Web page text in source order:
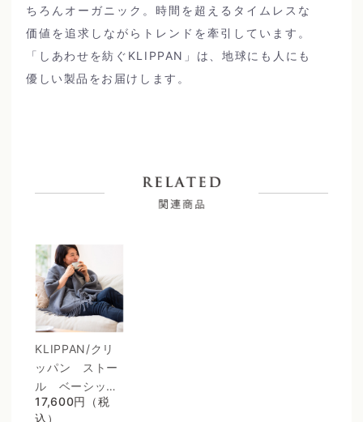
ちろんオーガニック。時間を超えるタイムレスな
価値を追求しながらトレンドを牽引しています。
「しあわせを紡ぐKLIPPAN」は、地球にも人にも
優しい製品をお届けします。
KLIPPAN/クリ
ッパン　ストー
ル　ベーシック
ウール　エレガ
17,600円（税
込）